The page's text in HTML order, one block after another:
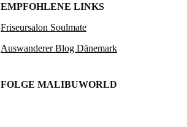
EMPFOHLENE LINKS
Friseursalon Soulmate
Auswanderer Blog Dänemark
FOLGE MALIBUWORLD